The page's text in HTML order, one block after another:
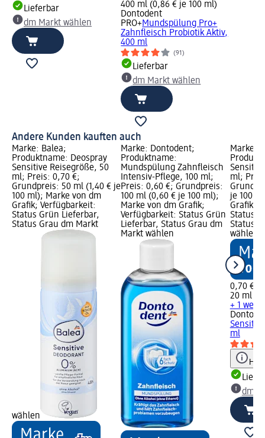
Lieferbar
dm Markt wählen
400 ml (0,86 € je 100 ml)
Dontodent
PRO+Mundspülung Pro+
Zahnfleisch Probiotik Aktiv,
400 ml
(91)
Lieferbar
dm Markt wählen
Andere Kunden kauften auch
Marke: Balea;
Produktname: Deospray
Sensitive Reisegröße, 50
ml; Preis: 0,70 €;
Grundpreis: 50 ml (1,40 € je
100 ml); Marke von dm
Grafik; Verfügbarkeit:
Status Grün Lieferbar,
Status Grau dm Markt
wählen
Marke: Dontodent;
Produktname:
Mundspülung Zahnfleisch
Intensiv-Pflege, 100 ml;
Preis: 0,60 €; Grundpreis:
100 ml (0,60 € je 100 ml);
Marke von dm Grafik;
Verfügbarkeit: Status Grün
Lieferbar, Status Grau dm
Markt wählen
Marke:
ml;
je 100
Grafik;
Status
Status
wählen
0,70 €
20 ml
+ 1
ml
dm